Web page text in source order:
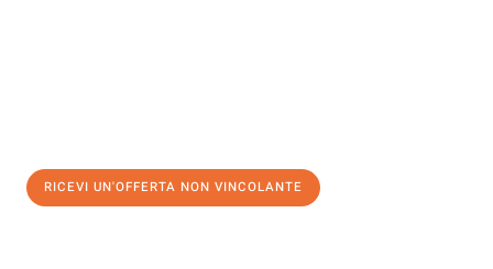
RICEVI UN'OFFERTA NON VINCOLANTE